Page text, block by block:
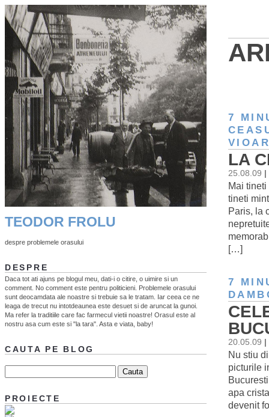
7
LA
25.08.09
Mai
tineti
Paris, la
[…]
7
20.05.09
Nu stiu
picturile
apa
devenit
TEODOR FROLU
despre problemele orasului
DESPRE
Daca tot ati ajuns pe blogul meu, dati-i o citire, o uimire si un
comment. No comment este pentru politicieni. Problemele orasului
sunt deocamdata ale noastre si trebuie sa le tratam. Iar ceea ce ne
leaga de trecut nu intotdeaunea este desuet si de aruncat la gunoi.
Ma refer la traditiile care fac farmecul vietii noastre! Orasul este al
nostru asa cum este si "la tara". Asta e viata, baby!
CAUTA PE BLOG
PROIECTE